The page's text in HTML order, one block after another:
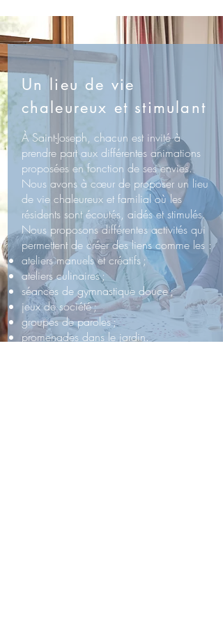
Un lieu de vie
chaleureux et stimulant
À Saint-Joseph, chacun est invité à
prendre part aux différentes animations
proposées en fonction de ses envies.
Nous avons à cœur de proposer un lieu
de vie chaleureux et familial où les
résidents sont écoutés, aidés et stimulés.
Nous proposons différentes activités qui
permettent de créer des liens comme les :
ateliers manuels et créatifs ;
ateliers culinaires ;
séances de gymnastique douce ;
jeux de société ;
groupes de paroles ;
promenades dans le jardin.